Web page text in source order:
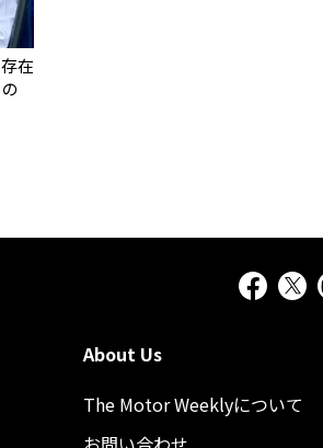
在
About Us
The Motor Weeklyについて